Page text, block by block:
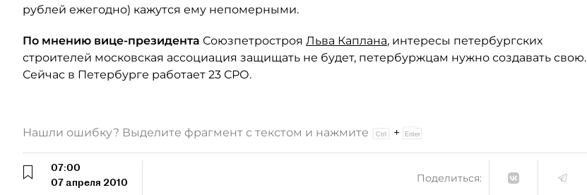
рублей ежегодно) кажутся ему непомерными.
По мнению вице-президента Союзпетростроя Льва Каплана, интересы петербургских
строителей московская ассоциация защищать не будет, петербуржцам нужно создавать свою.
Сейчас в Петербурге работает 23 СРО.
Нашли ошибку? Выделите фрагмент с текстом и нажмите +
07:00
07 апреля 2010
Поделиться: